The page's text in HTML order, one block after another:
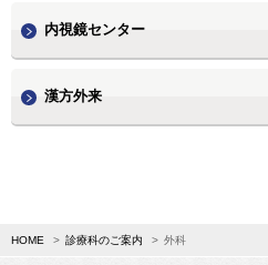
内視鏡センター
漢方外来
HOME 診療科のご案内 外科